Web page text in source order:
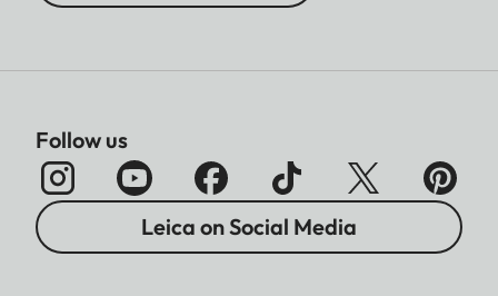
Follow us
Leica on Social Media